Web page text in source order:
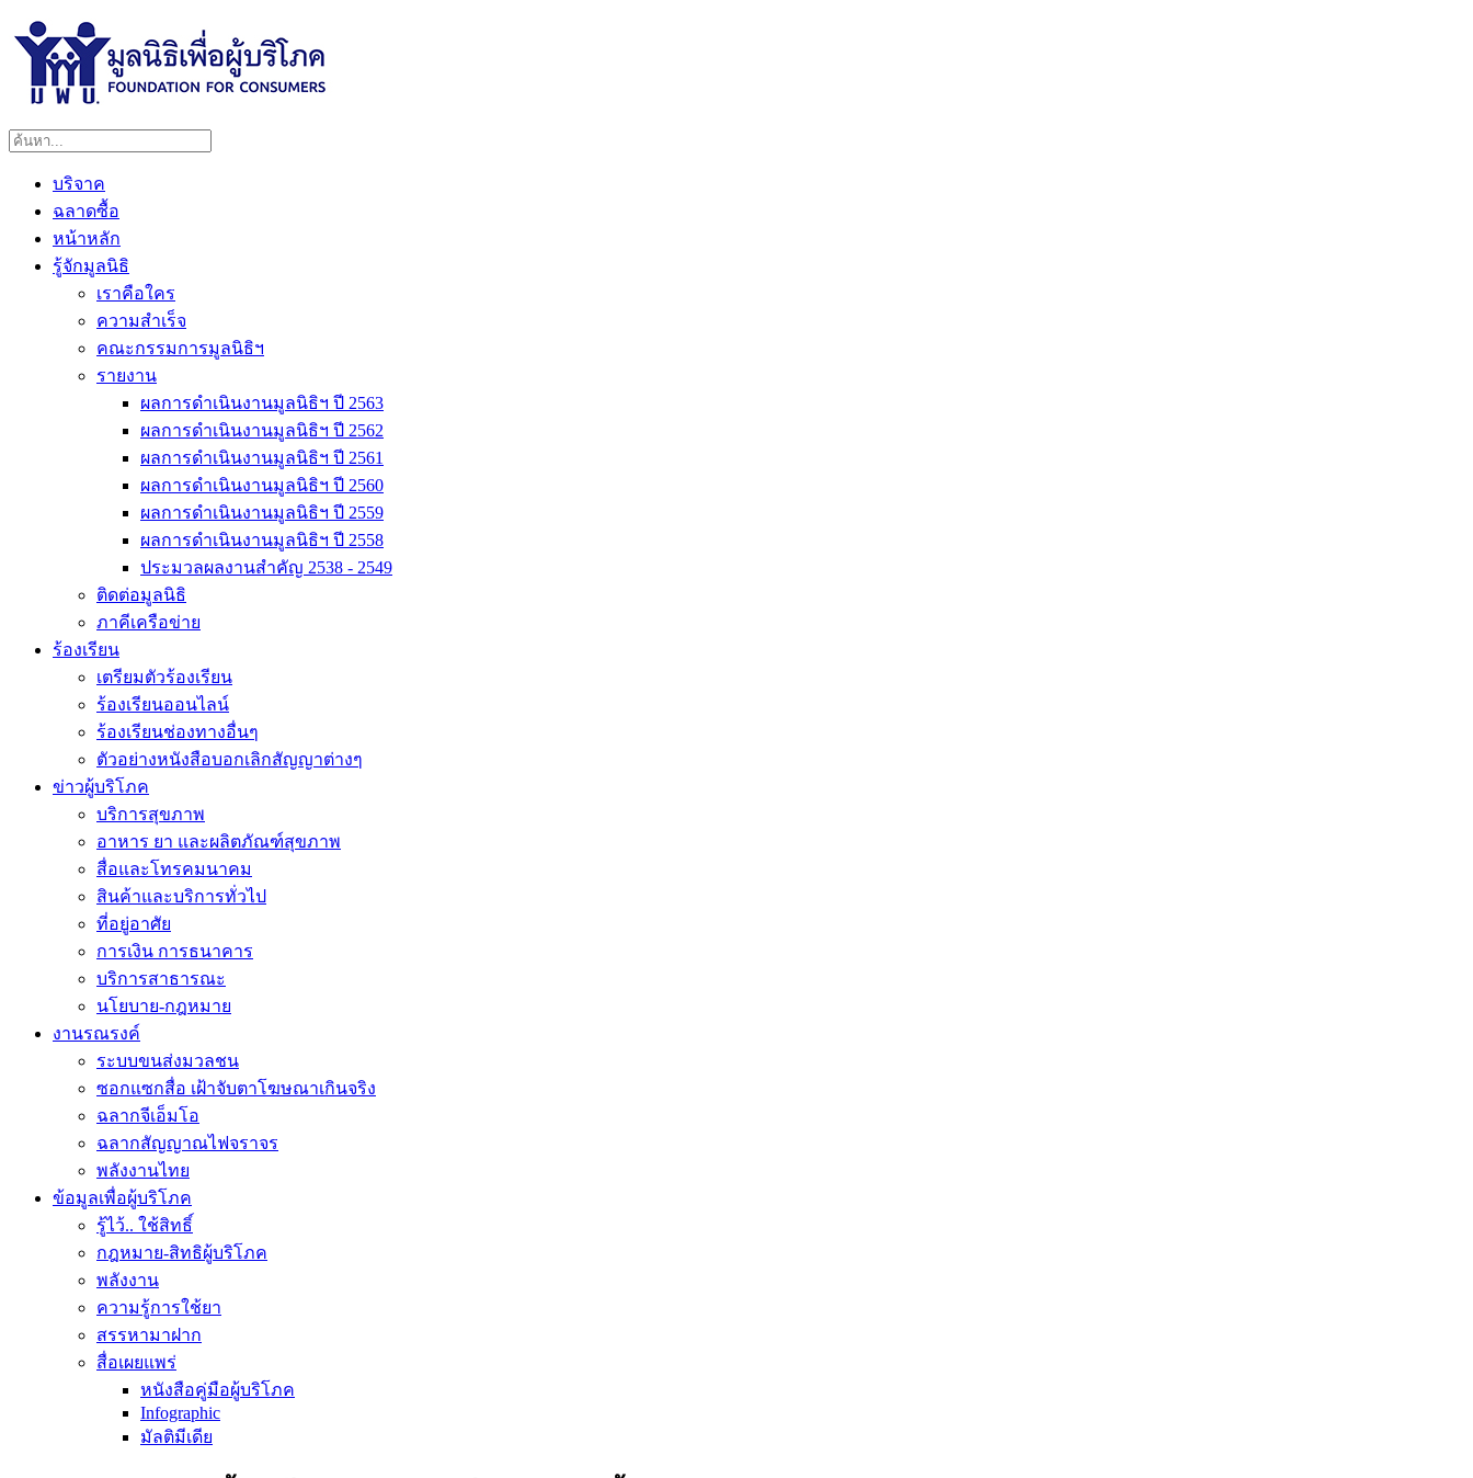
บริจาค
ฉลาดซื้อ
หน้าหลัก
รู้จักมูลนิธิ
เราคือใคร
ความสำเร็จ
คณะกรรมการมูลนิธิฯ
รายงาน
ผลการดำเนินงานมูลนิธิฯ ปี 2563
ผลการดำเนินงานมูลนิธิฯ ปี 2562
ผลการดำเนินงานมูลนิธิฯ ปี 2561
ผลการดำเนินงานมูลนิธิฯ ปี 2560
ผลการดำเนินงานมูลนิธิฯ ปี 2559
ผลการดำเนินงานมูลนิธิฯ ปี 2558
ประมวลผลงานสำคัญ 2538 - 2549
ติดต่อมูลนิธิ
ภาคีเครือข่าย
ร้องเรียน
เตรียมตัวร้องเรียน
ร้องเรียนออนไลน์
ร้องเรียนช่องทางอื่นๆ
ตัวอย่างหนังสือบอกเลิกสัญญาต่างๆ
ข่าวผู้บริโภค
บริการสุขภาพ
อาหาร ยา และผลิตภัณฑ์สุขภาพ
สื่อและโทรคมนาคม
สินค้าและบริการทั่วไป
ที่อยู่อาศัย
การเงิน การธนาคาร
บริการสาธารณะ
นโยบาย-กฎหมาย
งานรณรงค์
ระบบขนส่งมวลชน
ซอกแซกสื่อ เฝ้าจับตาโฆษณาเกินจริง
ฉลากจีเอ็มโอ
ฉลากสัญญาณไฟจราจร
พลังงานไทย
ข้อมูลเพื่อผู้บริโภค
รู้ไว้.. ใช้สิทธิ์
กฎหมาย-สิทธิผู้บริโภค
พลังงาน
ความรู้การใช้ยา
สรรหามาฝาก
สื่อเผยแพร่
หนังสือคู่มือผู้บริโภค
Infographic
มัลติมีเดีย